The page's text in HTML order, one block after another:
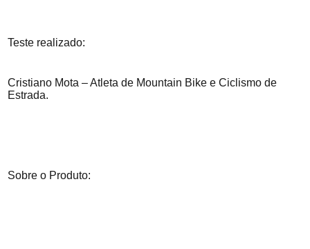
Teste realizado:
Cristiano Mota – Atleta de Mountain Bike e Ciclismo de
Estrada.
Sobre o Produto: